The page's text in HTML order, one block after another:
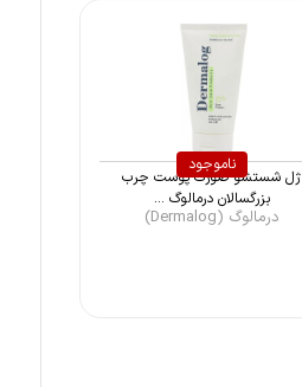
ناموجود
ژل شستشو صورت پوست چرب
بزرگسالان درمالوگ ...
درمالوگ (Dermalog)